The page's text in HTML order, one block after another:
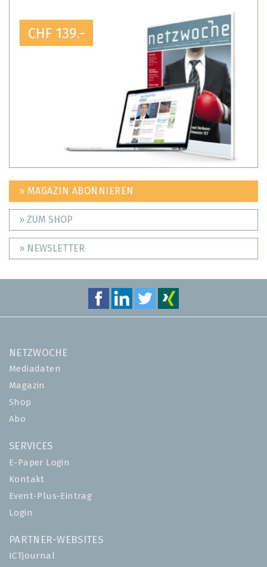
CHF 139.-
» MAGAZIN ABONNIEREN
» ZUM SHOP
» NEWSLETTER
NETZWOCHE
Mediadaten
Magazin
Shop
Abo
SERVICES
E-Paper Login
Kontakt
Event-Plus-Eintrag
Login
PARTNER-WEBSITES
ICTjournal